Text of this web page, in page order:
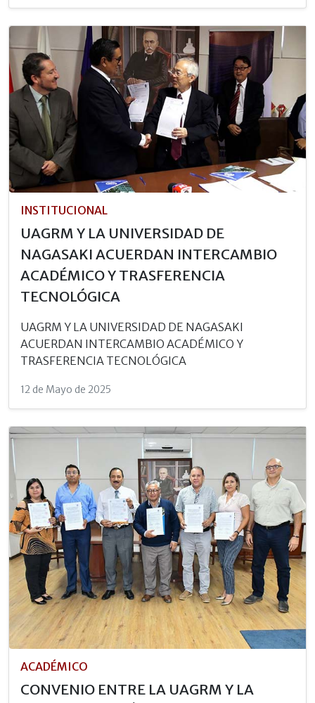
INSTITUCIONAL
UAGRM Y LA UNIVERSIDAD DE
NAGASAKI ACUERDAN INTERCAMBIO
ACADÉMICO Y TRASFERENCIA
TECNOLÓGICA
UAGRM Y LA UNIVERSIDAD DE NAGASAKI
ACUERDAN INTERCAMBIO ACADÉMICO Y
TRASFERENCIA TECNOLÓGICA
12 de Mayo de 2025
ACADÉMICO
CONVENIO ENTRE LA UAGRM Y LA